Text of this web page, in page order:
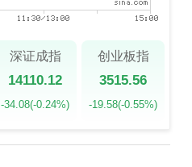
深证成指
14110.12
-34.08(-0.24%)
创业板指
3515.56
-19.58(-0.55%)